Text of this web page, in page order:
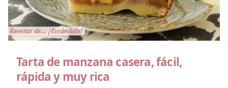
Tarta de manzana casera, fácil,
rápida y muy rica